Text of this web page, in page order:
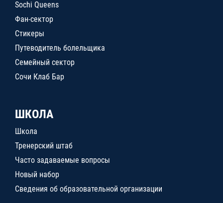
Sochi Queens
Фан-сектор
Стикеры
Путеводитель болельщика
Семейный сектор
Сочи Клаб Бар
ШКОЛА
Школа
Тренерский штаб
Часто задаваемые вопросы
Новый набор
Сведения об образовательной организации